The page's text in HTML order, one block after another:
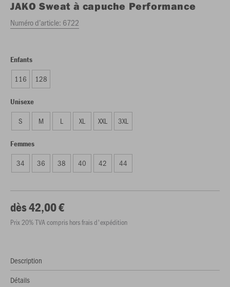
JAKO Sweat à capuche Performance
Numéro d’article: 6722
Enfants
116 128
Unisexe
S M L XL XXL 3XL
Femmes
34 36 38 40 42 44
dès 42,00 €
Prix 20% TVA compris hors frais d'expédition
Description
Détails